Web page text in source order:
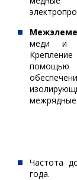
меди и
Частота
года.